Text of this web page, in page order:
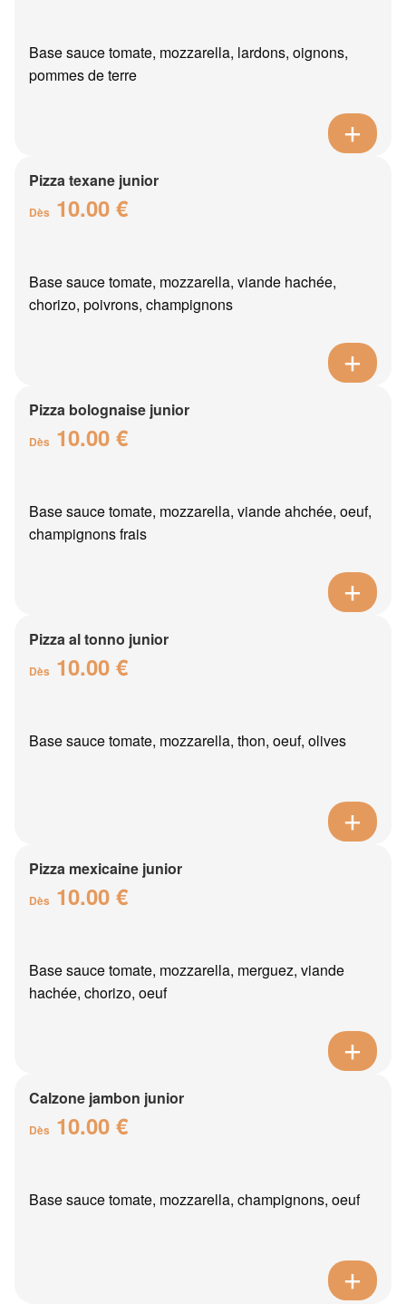
Base sauce tomate, mozzarella, lardons, oignons,
pommes de terre
Pizza texane junior
Dès 10.00 €
Base sauce tomate, mozzarella, viande hachée,
chorizo, poivrons, champignons
Pizza bolognaise junior
Dès 10.00 €
Base sauce tomate, mozzarella, viande ahchée, oeuf,
champignons frais
Pizza al tonno junior
Dès 10.00 €
Base sauce tomate, mozzarella, thon, oeuf, olives
Pizza mexicaine junior
Dès 10.00 €
Base sauce tomate, mozzarella, merguez, viande
hachée, chorizo, oeuf
Calzone jambon junior
Dès 10.00 €
Base sauce tomate, mozzarella, champignons, oeuf